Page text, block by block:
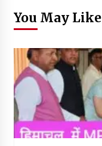
You May Like